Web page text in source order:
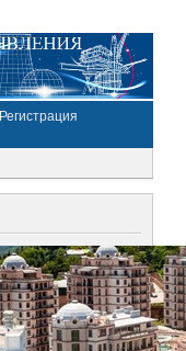
Регистрация